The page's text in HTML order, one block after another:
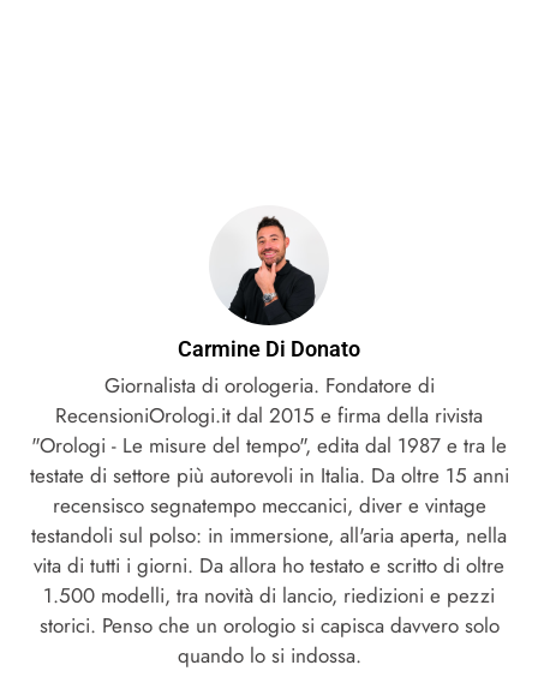
Carmine Di Donato
Giornalista di orologeria. Fondatore di
RecensioniOrologi.it dal 2015 e firma della rivista
"Orologi - Le misure del tempo", edita dal 1987 e tra le
testate di settore più autorevoli in Italia. Da oltre 15 anni
recensisco segnatempo meccanici, diver e vintage
testandoli sul polso: in immersione, all'aria aperta, nella
vita di tutti i giorni. Da allora ho testato e scritto di oltre
1.500 modelli, tra novità di lancio, riedizioni e pezzi
storici. Penso che un orologio si capisca davvero solo
quando lo si indossa.